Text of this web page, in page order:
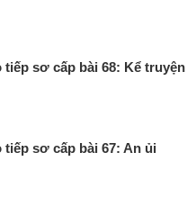
tiếp sơ cấp bài 68: Kể truyện
tiếp sơ cấp bài 67: An ủi